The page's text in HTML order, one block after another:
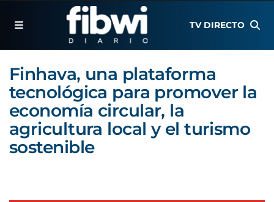
TV DIRECTO
Finhava, una plataforma
tecnológica para promover la
economía circular, la
agricultura local y el turismo
sostenible